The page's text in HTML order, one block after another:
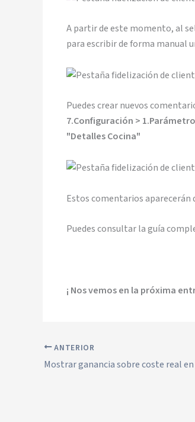
A partir de este momento, al
para escribir de forma manual
Puedes crear nuevos
7.Configuración >
"Detalles Cocina"
Estos comentarios
Puedes consultar la guía
¡ Nos vemos en la próxima
ANTERIOR